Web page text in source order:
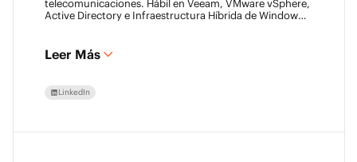
telecomunicaciones. Hábil en Veeam, VMware vSphere,
Active Directory e Infraestructura Híbrida de Windows
utilizando las plataformas de Veeam. VMCA (2024) y
VMCE (2024)
Leer Más
LinkedIn